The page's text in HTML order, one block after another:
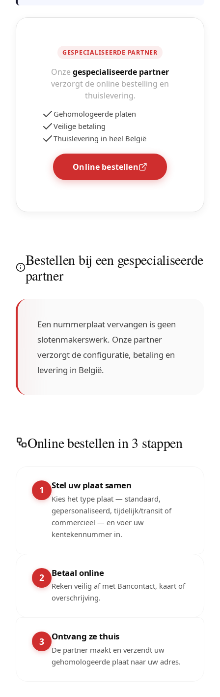
GESPECIALISEERDE PARTNER
Onze gespecialiseerde partner
verzorgt de online bestelling en
thuislevering.
Gehomologeerde platen
Veilige betaling
Thuislevering in heel België
Online bestellen
Bestellen bij een gespecialiseerde
partner
Een nummerplaat vervangen is geen
slotenmakerswerk. Onze partner
verzorgt de configuratie, betaling en
levering in België.
Online bestellen in 3 stappen
1 Stel uw plaat samen
Kies het type plaat — standaard,
gepersonaliseerd, tijdelijk/transit of
commercieel — en voer uw
kentekennummer in.
2 Betaal online
Reken veilig af met Bancontact, kaart of
overschrijving.
3 Ontvang ze thuis
De partner maakt en verzendt uw
gehomologeerde plaat naar uw adres.